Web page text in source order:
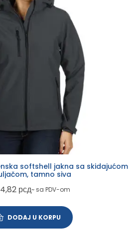
softshell jakna sa skidajućom
tamno siva
рсд~ sa PDV-om
DODAJ U KORPU